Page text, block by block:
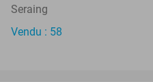
Seraing
Vendu : 58